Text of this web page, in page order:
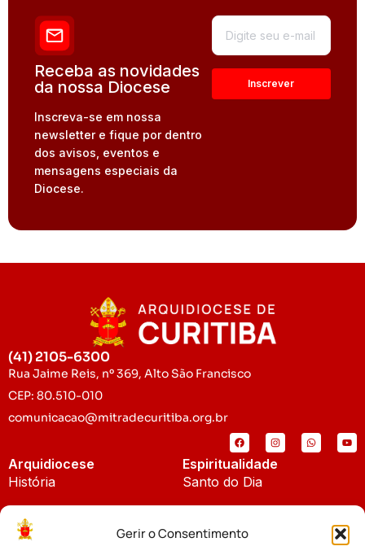
Gerir o Consentimento
Receba as novidades
da nossa Diocese
Inscreva-se em nossa
newsletter e fique por dentro
dos avisos, eventos e
mensagens especiais da
Diocese.
(41) 2105-6300
Rua Jaime Reis, nº 369, Alto São Francisco
CEP: 80.510-010
comunicacao@mitradecuritiba.org.br
Arquidiocese
História
Padroeira
Espiritualidade
Santo do Dia